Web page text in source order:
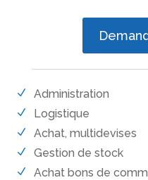
Administration
Logistique
Achat, multidevises
Gestion de stock
Achat bons de